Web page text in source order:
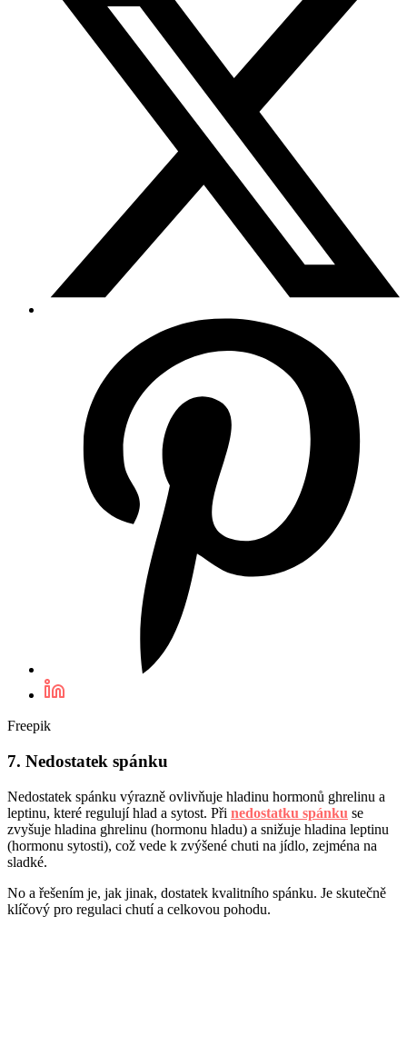
Freepik
7. Nedostatek spánku
Nedostatek spánku výrazně ovlivňuje hladinu hormonů ghrelinu a
leptinu, které regulují hlad a sytost. Při nedostatku spánku se
zvyšuje hladina ghrelinu (hormonu hladu) a snižuje hladina leptinu
(hormonu sytosti), což vede k zvýšené chuti na jídlo, zejména na
sladké.
No a řešením je, jak jinak, dostatek kvalitního spánku. Je skutečně
klíčový pro regulaci chutí a celkovou pohodu.